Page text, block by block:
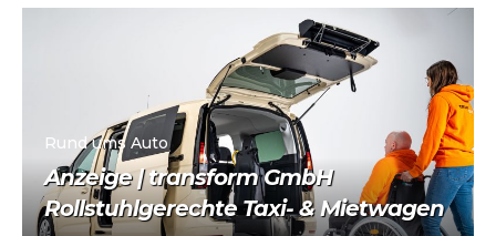
Rund ums Auto
Anzeige | transform GmbH
Rollstuhlgerechte Taxi- & Mietwagen